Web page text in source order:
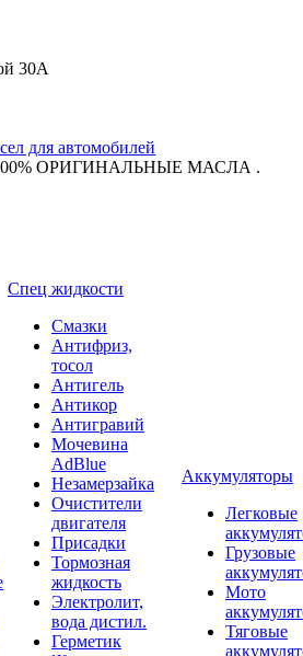
30А
ОРИГИНАЛЬНЫЕ МАСЛА .
Спец жидкости
Смазки
Антифриз,
тосол
Антигель
Антикор
Антигравий
Мочевина
AdBlue
Незамерзайка
Очистители
двигателя
Присадки
Тормозная
жидкость
Электролит,
вода дистил.
Герметик
Аккумуляторы
Легковые
Грузовые
Мото
Тяговые